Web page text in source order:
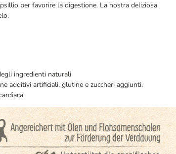
per favorire la digestione. La nostra deliziosa
ingredienti naturali
additivi artificiali, glutine e zuccheri aggiunti.